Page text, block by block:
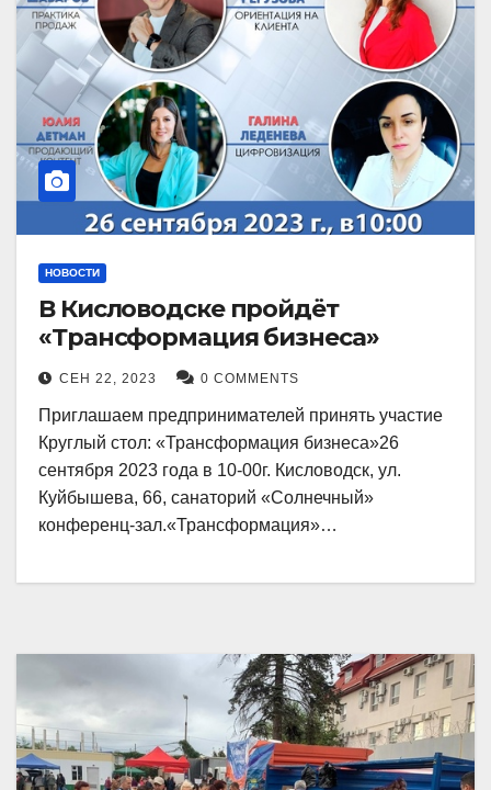
НОВОСТИ
В Кисловодске пройдёт
«Трансформация бизнеса»
СЕН 22, 2023 0 COMMENTS
Приглашаем предпринимателей принять участие
Круглый стол: «Трансформация бизнеса»26
сентября 2023 года в 10-00г. Кисловодск, ул.
Куйбышева, 66, санаторий «Солнечный»
конференц-зал.«Трансформация»…